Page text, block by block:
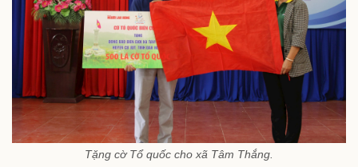
Tặng cờ Tổ quốc cho xã Tâm Thắng.